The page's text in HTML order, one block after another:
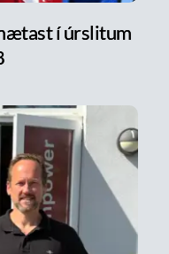
í úrslitum